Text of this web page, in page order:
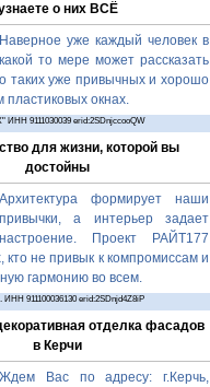
о них ВСЁ
Наверное уже каждый человек в
какой то мере может рассказать
о таких уже привычных и хорошо
пластиковых окнах.
9111030039 erid:2SDnjccooQW
для жизни, которой вы
достойны
Архитектура формирует наши
привычки, а интерьер задает
настроение. Проект РАЙТ177
кто не привык к компромиссам и
гармонию во всем.
911100036130 erid:2SDnjd4Z8iP
отделка фасадов
в Керчи
Ждем Вас по адресу: г.Керчь,